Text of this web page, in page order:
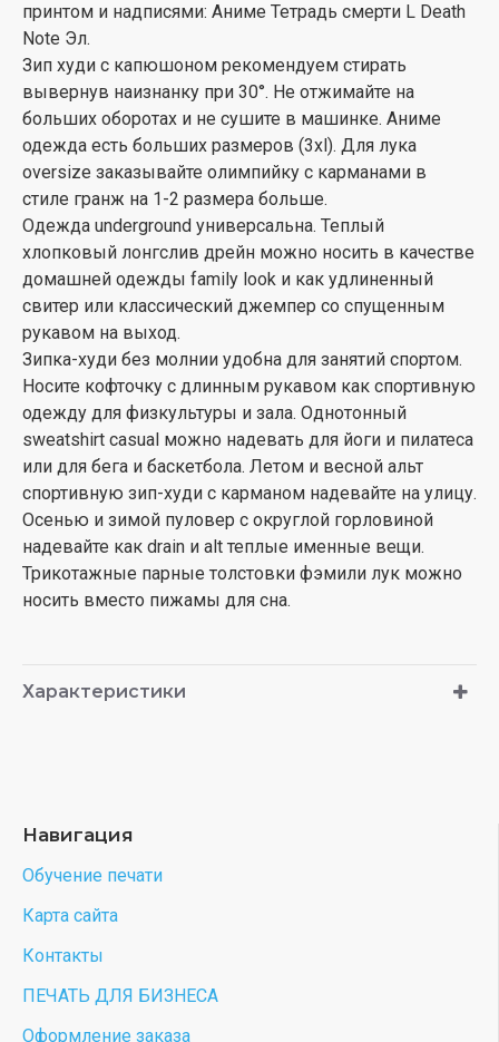
принтом и надписями: Аниме Тетрадь смерти L Death
Note Эл.
Зип худи с капюшоном рекомендуем стирать
вывернув наизнанку при 30°. Не отжимайте на
больших оборотах и не сушите в машинке. Аниме
одежда есть больших размеров (3xl). Для лука
oversize заказывайте олимпийку с карманами в
стиле гранж на 1-2 размера больше.
Одежда underground универсальна. Теплый
хлопковый лонгслив дрейн можно носить в качестве
домашней одежды family look и как удлиненный
свитер или классический джемпер со спущенным
рукавом на выход.
Зипка-худи без молнии удобна для занятий спортом.
Носите кофточку с длинным рукавом как спортивную
одежду для физкультуры и зала. Однотонный
sweatshirt casual можно надевать для йоги и пилатеса
или для бега и баскетбола. Летом и весной альт
спортивную зип-худи с карманом надевайте на улицу.
Осенью и зимой пуловер с округлой горловиной
надевайте как drain и alt теплые именные вещи.
Трикотажные парные толстовки фэмили лук можно
носить вместо пижамы для сна.
Характеристики
Навигация
Обучение печати
Карта сайта
Контакты
ПЕЧАТЬ ДЛЯ БИЗНЕСА
Оформление заказа